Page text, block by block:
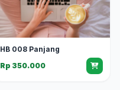
HB 008 Panjang
Rp 350.000